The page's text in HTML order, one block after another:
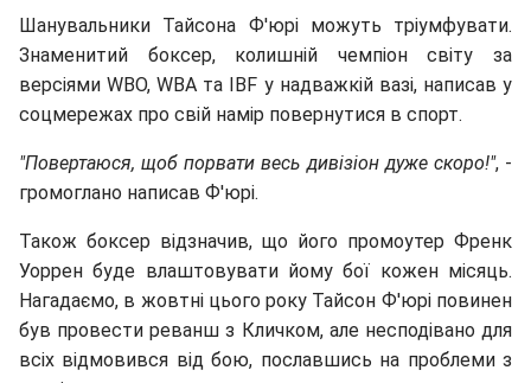
Шанувальники Тайсона Ф'юрі можуть тріумфувати.
Знаменитий боксер, колишній чемпіон світу за
версіями WBO, WBA та IBF у надважкій вазі, написав у
соцмережах про свій намір повернутися в спорт.
"Повертаюся, щоб порвати весь дивізіон дуже скоро!", -
громоглано написав Ф'юрі.
Також боксер відзначив, що його промоутер Френк
Уоррен буде влаштовувати йому бої кожен місяць.
Нагадаємо, в жовтні цього року Тайсон Ф'юрі повинен
був провести реванш з Кличком, але несподівано для
всіх відмовився від бою, пославшись на проблеми з